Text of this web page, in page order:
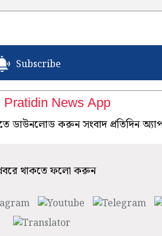
Subscribe
Pratidin News App
ডাউনলোড করুন সংবাদ প্রতিদিন
থাকতে ফলো করুন